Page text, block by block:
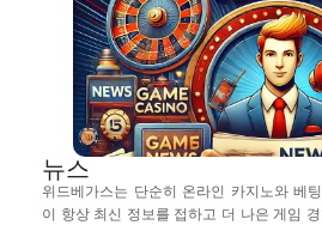
뉴스
위드베가스는 단순히 온라인 카지노와 베
이 항상 최신 정보를 접하고 더 나은 게임